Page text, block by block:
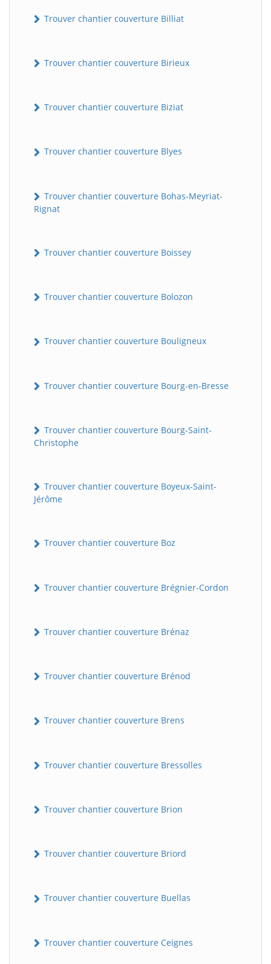
Trouver chantier couverture Billiat
Trouver chantier couverture Birieux
Trouver chantier couverture Biziat
Trouver chantier couverture Blyes
Trouver chantier couverture Bohas-Meyriat-
Rignat
Trouver chantier couverture Boissey
Trouver chantier couverture Bolozon
Trouver chantier couverture Bouligneux
Trouver chantier couverture Bourg-en-Bresse
Trouver chantier couverture Bourg-Saint-
Christophe
Trouver chantier couverture Boyeux-Saint-
Jérôme
Trouver chantier couverture Boz
Trouver chantier couverture Brégnier-Cordon
Trouver chantier couverture Brénaz
Trouver chantier couverture Brénod
Trouver chantier couverture Brens
Trouver chantier couverture Bressolles
Trouver chantier couverture Brion
Trouver chantier couverture Briord
Trouver chantier couverture Buellas
Trouver chantier couverture Ceignes